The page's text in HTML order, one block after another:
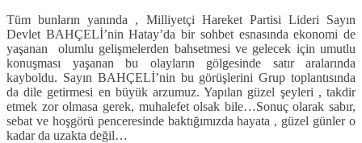
Tüm bunların yanında , Milliyetçi Hareket Partisi Lideri Sayın
Devlet BAHÇELİ’nin Hatay’da bir sohbet esnasında ekonomi de
yaşanan olumlu gelişmelerden bahsetmesi ve gelecek için umutlu
konuşması yaşanan bu olayların gölgesinde satır aralarında
kayboldu. Sayın BAHÇELİ’nin bu görüşlerini Grup toplantısında
da dile getirmesi en büyük arzumuz. Yapılan güzel şeyleri , takdir
etmek zor olmasa gerek, muhalefet olsak bile…Sonuç olarak sabır,
sebat ve hoşgörü penceresinde baktığımızda hayata , güzel günler o
kadar da uzakta değil…